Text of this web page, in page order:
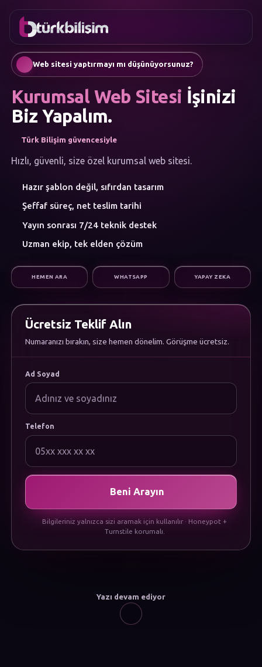
FAVORILER
Mobil Uygulama
AI Chatbot & Müşteri Asistanları
Sosyal Medya Yönetimi
Google Ads & Performans Pazarlaması
E-Ticaret
Yapay Zeka
Atölye
KATEGORILERI
Web Yazılım
Mobil Uygulama
Dijital Pazarlama
Hakkımızda
Kariyer
Dökümanlar
Uygulamamızı İndirin
Gizlilik Politikası
Çerez Politikası
Kullanım Koşulları
0216
755 3
555 Web sitesi yaptırmayı mı düşünüyorsunuz?
Kurumsal Web Sitesi İşinizi
Biz Yapalım.
Türk Bilişim güvencesiyle
Hızlı, güvenli, size özel kurumsal web sitesi.
Hazır şablon değil, sıfırdan tasarım
Şeffaf süreç, net teslim tarihi
Yayın sonrası 7/24 teknik destek
Uzman ekip, tek elden çözüm
HEMEN ARA WHATSAPP YAPAY ZEKA
Ücretsiz Teklif Alın
Numaranızı bırakın, size hemen dönelim. Görüşme ücretsiz.
Ad Soyad
Telefon
Beni Arayın
Bilgileriniz yalnızca sizi aramak için kullanılır · Honeypot +
Turnstile korumalı.
Yazı devam ediyor